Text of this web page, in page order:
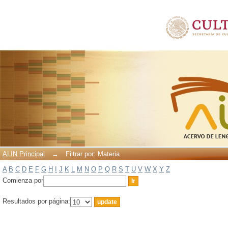
ALIN Principal →
Filtrar por: Materia
A B C D E F G H J K L M N O P Q R S T U V W X Y Z
Comienza por
Resultados por página: